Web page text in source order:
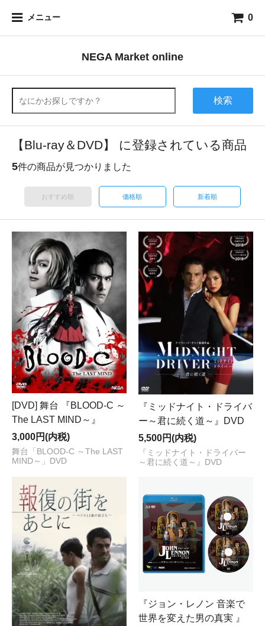
メニュー 0
NEGA Market online
検索
【Blu-ray＆DVD】 に登録されている商品
5件の商品が見つかりました
おすすめ順 価格順 新着順
[DVD] 舞台 『BLOOD-C ～
The LAST MIND～』
3,000円(内税)
舞台「BLOOD-C ～The LAST
MIND～」DVD
『ミッドナイト・ドライバ
ー～君に続く道～』DVD
5,500円(内税)
『ミッドナイト・ドライバー
～君に続く道～』DVD
『ジョン・レノン 音楽で
世界を変えた男の真実 』